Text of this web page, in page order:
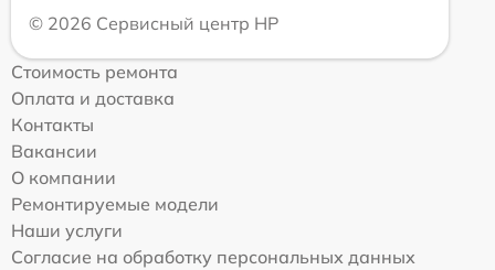
© 2026 Сервисный центр HP
Стоимость ремонта
Оплата и доставка
Контакты
Вакансии
О компании
Ремонтируемые модели
Наши услуги
Согласие на обработку персональных данных